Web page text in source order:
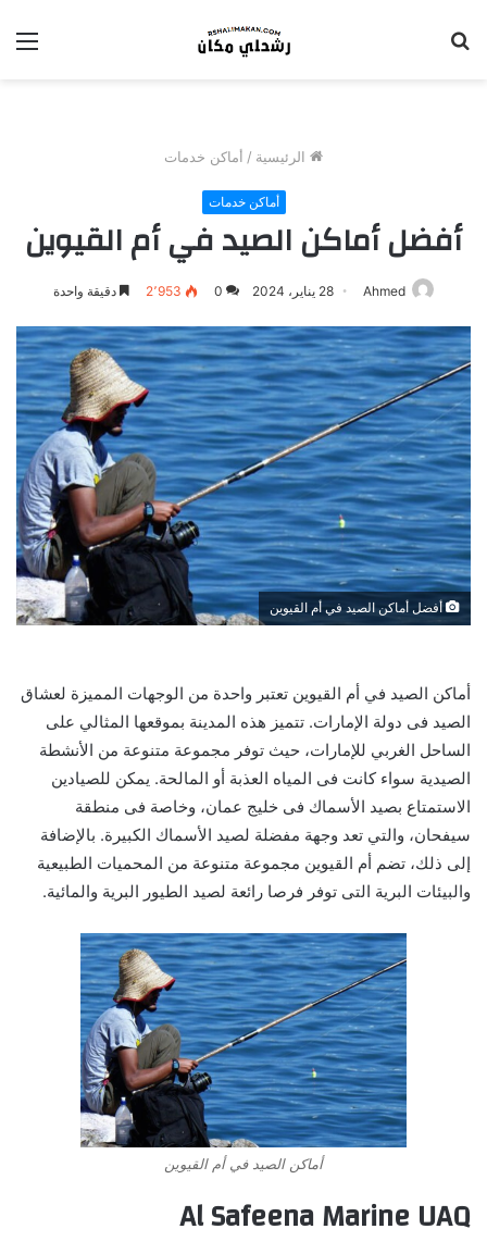
الرئيسية / أماكن خدمات
أماكن خدمات
أفضل أماكن الصيد في أم القيوين
Ahmed 28 يناير، 2024 0 2٬953 دقيقة واحدة
أفضل أماكن الصيد في أم القيوين
أماكن الصيد في أم القيوين تعتبر واحدة من الوجهات المميزة لعشاق
الصيد فى دولة الإمارات. تتميز هذه المدينة بموقعها المثالي على
الساحل الغربي للإمارات، حيث توفر مجموعة متنوعة من الأنشطة
الصيدية سواء كانت فى المياه العذبة أو المالحة. يمكن للصيادين
الاستمتاع بصيد الأسماك فى خليج عمان، وخاصة فى منطقة
سيفحان، والتي تعد وجهة مفضلة لصيد الأسماك الكبيرة. بالإضافة
إلى ذلك، تضم أم القيوين مجموعة متنوعة من المحميات الطبيعية
والبيئات البرية التى توفر فرصا رائعة لصيد الطيور البرية والمائية.
أماكن الصيد في أم القيوين
Al Safeena Marine UAQ